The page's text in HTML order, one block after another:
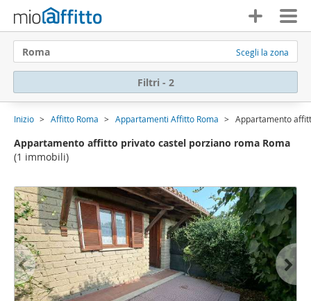
Roma Scegli la zona
Filtri - 2
Inizio Affitto Roma Appartamenti Affitto Roma Appartamento
Appartamento affitto privato castel porziano roma Roma
(1 immobili)